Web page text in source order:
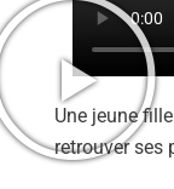
Une jeune
retrouver ses